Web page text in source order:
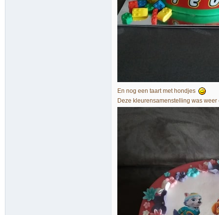
En nog een taart met hondjes
Deze kleurensamenstelling was